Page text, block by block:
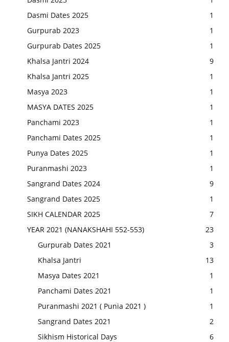
Dasmi Dates 2025
1
Gurpurab 2023
1
Gurpurab Dates 2025
1
Khalsa Jantri 2024
9
Khalsa Jantri 2025
1
Masya 2023
1
MASYA DATES 2025
1
Panchami 2023
1
Panchami Dates 2025
1
Punya Dates 2025
1
Puranmashi 2023
1
Sangrand Dates 2024
9
Sangrand Dates 2025
1
SIKH CALENDAR 2025
7
YEAR 2021 (NANAKSHAHI 552-553)
23
Gurpurab Dates 2021
3
Khalsa Jantri
13
Masya Dates 2021
1
Panchami Dates 2021
1
Puranmashi 2021 ( Punia 2021 )
1
Sangrand Dates 2021
2
Sikhism Historical Days
6